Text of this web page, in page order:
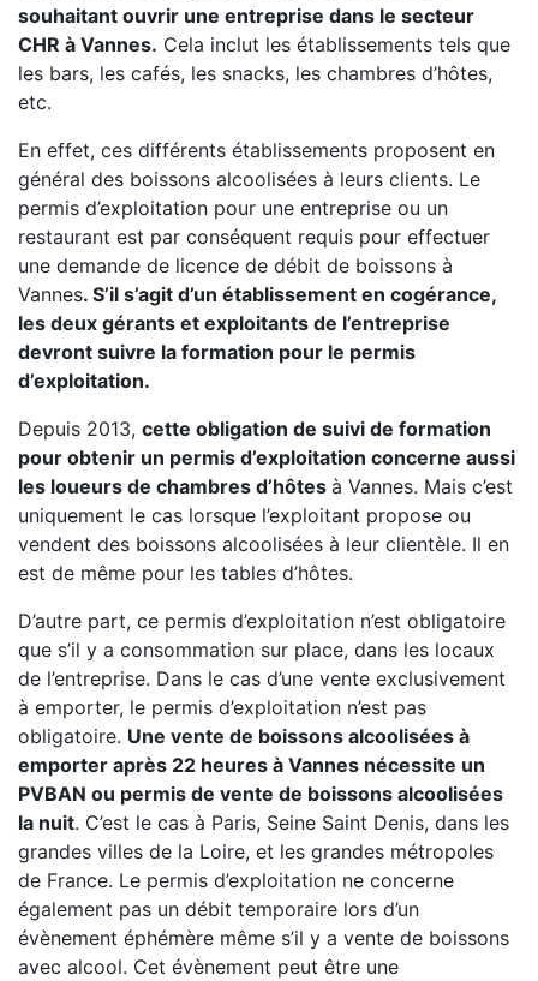
souhaitant ouvrir une entreprise dans le secteur
CHR à Vannes. Cela inclut les établissements tels que
les bars, les cafés, les snacks, les chambres d’hôtes,
etc.
En effet, ces différents établissements proposent en
général des boissons alcoolisées à leurs clients. Le
permis d’exploitation pour une entreprise ou un
restaurant est par conséquent requis pour effectuer
une demande de licence de débit de boissons à
Vannes. S’il s’agit d’un établissement en cogérance,
les deux gérants et exploitants de l’entreprise
devront suivre la formation pour le permis
d’exploitation.
Depuis 2013, cette obligation de suivi de formation
pour obtenir un permis d’exploitation concerne aussi
les loueurs de chambres d’hôtes à Vannes. Mais c’est
uniquement le cas lorsque l’exploitant propose ou
vendent des boissons alcoolisées à leur clientèle. Il en
est de même pour les tables d’hôtes.
D’autre part, ce permis d’exploitation n’est obligatoire
que s’il y a consommation sur place, dans les locaux
de l’entreprise. Dans le cas d’une vente exclusivement
à emporter, le permis d’exploitation n’est pas
obligatoire. Une vente de boissons alcoolisées à
emporter après 22 heures à Vannes nécessite un
PVBAN ou permis de vente de boissons alcoolisées
la nuit. C’est le cas à Paris, Seine Saint Denis, dans les
grandes villes de la Loire, et les grandes métropoles
de France. Le permis d’exploitation ne concerne
également pas un débit temporaire lors d’un
évènement éphémère même s’il y a vente de boissons
avec alcool. Cet évènement peut être une